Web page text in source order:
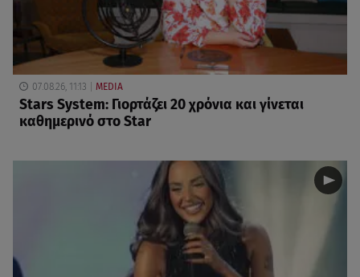
07.08.26, 11:13 MEDIA
Stars System: Γιορτάζει 20 χρόνια και γίνεται
καθημερινό στο Star